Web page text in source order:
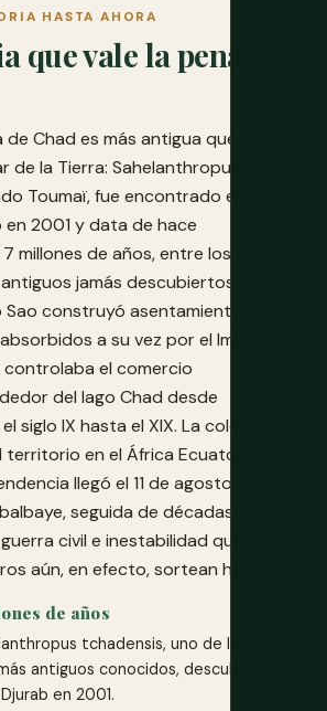
HASTA AHORA
que vale la pena
Chad es más antigua que casi
la Tierra: Sahelanthropus
Toumaï, fue encontrado en el
2001 y data de hace
millones de años, entre los restos
jamás descubiertos. Milenios
construyó asentamientos a lo
a su vez por el Imperio
controlaba el comercio
del lago Chad desde
siglo IX hasta el XIX. La colonización
en el África Ecuatorial
llegó el 11 de agosto de 1960
seguida de décadas de
civil e inestabilidad que los
aún, en efecto, sortean hoy.
de años
tchadensis, uno de los fósiles
antiguos conocidos, descubierto en
en 2001.